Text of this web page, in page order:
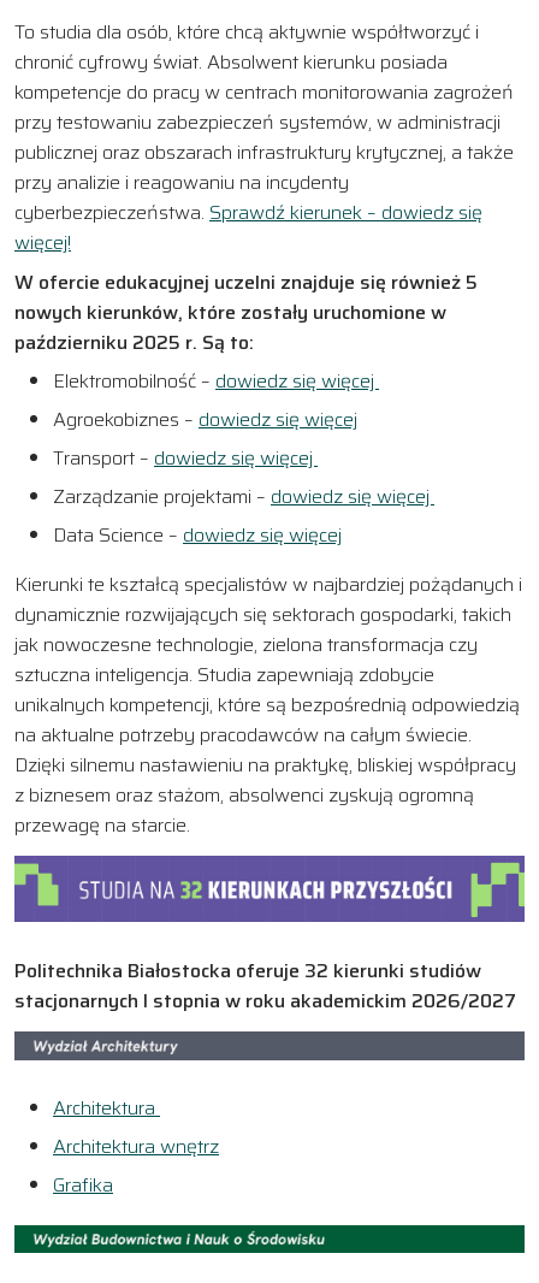
To studia dla osób, które chcą aktywnie współtworzyć i
chronić cyfrowy świat. Absolwent kierunku posiada
kompetencje do pracy w centrach monitorowania zagrożeń
przy testowaniu zabezpieczeń systemów, w administracji
publicznej oraz obszarach infrastruktury krytycznej, a także
przy analizie i reagowaniu na incydenty
cyberbezpieczeństwa. Sprawdź kierunek – dowiedz się
więcej!
W ofercie edukacyjnej uczelni znajduje się również 5
nowych kierunków, które zostały uruchomione w
październiku 2025 r. Są to:
Elektromobilność – dowiedz się więcej
Agroekobiznes – dowiedz się więcej
Transport – dowiedz się więcej
Zarządzanie projektami – dowiedz się więcej
Data Science – dowiedz się więcej
Kierunki te kształcą specjalistów w najbardziej pożądanych i
dynamicznie rozwijających się sektorach gospodarki, takich
jak nowoczesne technologie, zielona transformacja czy
sztuczna inteligencja. Studia zapewniają zdobycie
unikalnych kompetencji, które są bezpośrednią odpowiedzią
na aktualne potrzeby pracodawców na całym świecie.
Dzięki silnemu nastawieniu na praktykę, bliskiej współpracy
z biznesem oraz stażom, absolwenci zyskują ogromną
przewagę na starcie.
Politechnika Białostocka oferuje 32 kierunki studiów
stacjonarnych I stopnia w roku akademickim 2026/2027
Architektura
Architektura wnętrz
Grafika